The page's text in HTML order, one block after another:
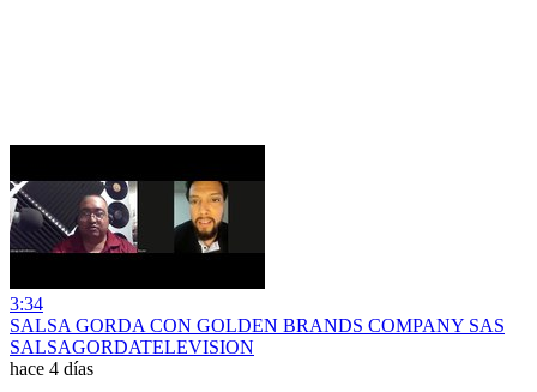
3:34
SALSA GORDA CON GOLDEN BRANDS COMPANY SAS
SALSAGORDATELEVISION
hace 4 días